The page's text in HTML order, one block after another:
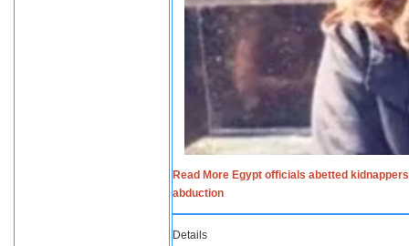
Read More Egypt officials abetted
abduction
Details